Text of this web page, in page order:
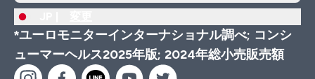
*ユーロモニターインターナショナル調べ; コンシ
ューマーヘルス2025年版; 2024年総小売販売額